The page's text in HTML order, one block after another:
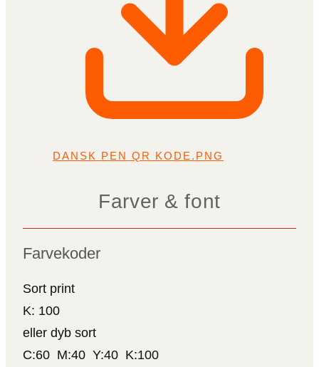
DANSK PEN QR KODE.PNG
Farver & font
Farvekoder
Sort print
K: 100
eller dyb sort
C:60 M:40 Y:40 K:100